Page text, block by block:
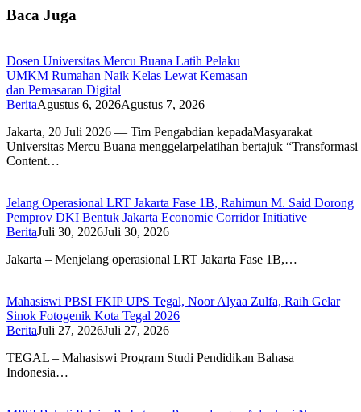
Baca Juga
Dosen Universitas Mercu Buana Latih Pelaku
UMKM Rumahan Naik Kelas Lewat Kemasan
dan Pemasaran Digital
BeritaAgustus 6, 2026Agustus 7, 2026
Jakarta, 20 Juli 2026 — Tim Pengabdian kepadaMasyarakat
Universitas Mercu Buana menggelarpelatihan bertajuk
Content…
Jelang Operasional LRT Jakarta Fase 1B, Rahimun M. Said Dorong
Pemprov DKI Bentuk Jakarta Economic Corridor Initiative
BeritaJuli 30, 2026Juli 30, 2026
Jakarta – Menjelang operasional LRT Jakarta Fase 1B,…
Mahasiswi PBSI FKIP UPS Tegal, Noor Alyaa Zulfa, Raih Gelar
Sinok Fotogenik Kota Tegal 2026
BeritaJuli 27, 2026Juli 27, 2026
TEGAL – Mahasiswi Program Studi Pendidikan Bahasa
Indonesia…